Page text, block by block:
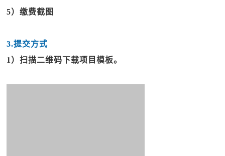
5）缴费截图
3.提交方式
1）扫描二维码下载项目模板。